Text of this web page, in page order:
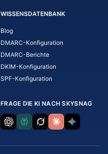
WISSENSDATENBANK
Blog
DMARC-Konfiguration
DMARC-Berichte
DKIM-Konfiguration
SPF-Konfiguration
FRAGE DIE KI NACH SKYSNAG